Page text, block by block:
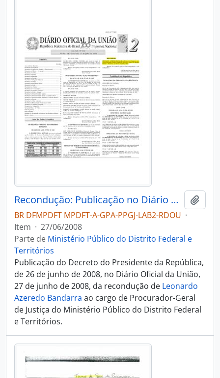
Recondução: Publicação no Diário Oficial da União
BR DFMPDFT MPDFT-A-GPA-PPGJ-LAB2-RDOU ·
Item · 27/06/2008
Parte de Ministério Público do Distrito Federal e
Territórios
Publicação do Decreto do Presidente da República,
de 26 de junho de 2008, no Diário Oficial da União,
27 de junho de 2008, da recondução de Leonardo
Azeredo Bandarra ao cargo de Procurador-Geral
de Justiça do Ministério Público do Distrito Federal
e Territórios.